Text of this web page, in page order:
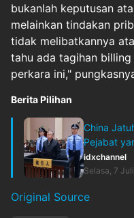
bukanlah keputusan
melainkan tindakan
tidak melibatkannya
tahu ada tagihan
perkara ini,"
Berita Pilihan
China
Pejabat
idxchannel
Selasa, 7
Original Source